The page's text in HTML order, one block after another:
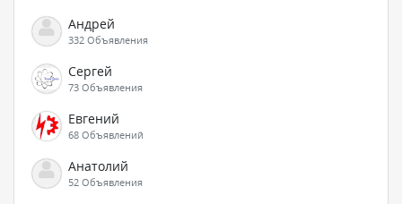
Андрей
332 Объявления
Сергей
73 Объявления
Евгений
68 Объявлений
Анатолий
52 Объявления